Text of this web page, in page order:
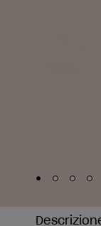
Skip to
Skip to
Skip